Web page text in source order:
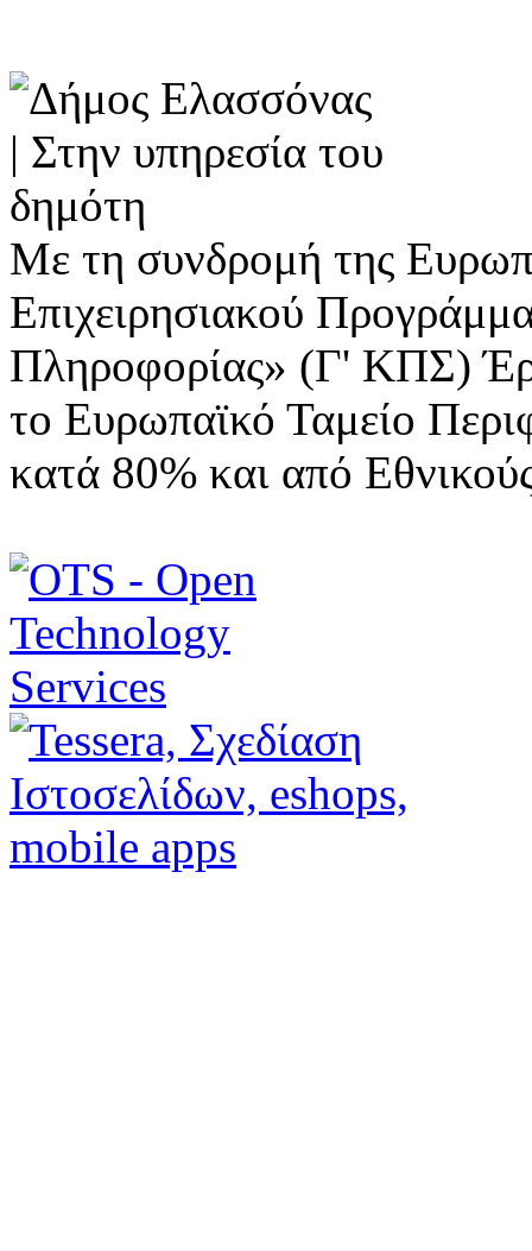
Με τη συνδρομή της
Επιχειρησιακού
Πληροφορίας» (Γ' ΚΠΣ)
το Ευρωπαϊκό Ταμείο
κατά 80% και από